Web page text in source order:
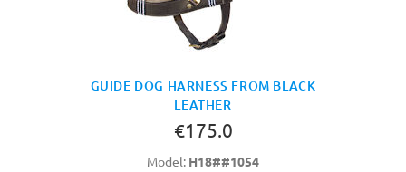
GUIDE DOG HARNESS FROM BLACK
LEATHER
€175.0
Model: H18##1054